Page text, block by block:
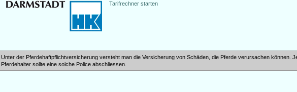
Tarifrechner starten
Unter der Pferdehaftpflichtversicherung versteht man die Versicherung von Schäden, die Pferde verursachen können.
Pferdehalter sollte eine solche Police abschliessen.